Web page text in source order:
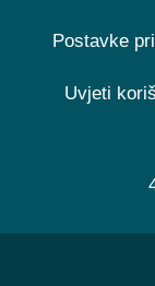
Postavke
Uvjeti